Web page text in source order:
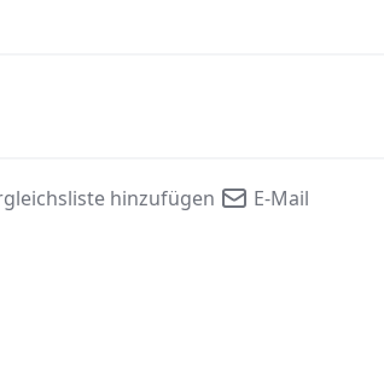
hinzufügen E-Mail